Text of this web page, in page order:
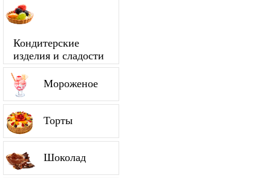
Кондитерские
изделия и сладости
Мороженое
Торты
Шоколад